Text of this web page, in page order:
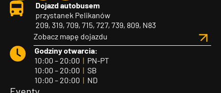
FacebookInstagramYouTube
Dojazd autobusem
przystanek Pelikanów
209, 319, 709, 715, 727, 739, 809, N83
Zobacz mapę dojazdu
Godziny otwarcia:
10:00 – 20:00 | PN-PT
10:00 – 20:00 | SB
10:00 – 20:00 | ND